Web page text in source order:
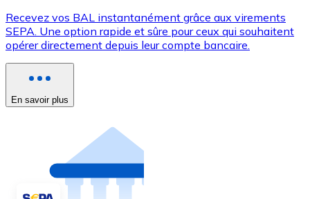
Recevez vos BAL instantanément grâce aux virements
SEPA. Une option rapide et sûre pour ceux qui souhaitent
opérer directement depuis leur compte bancaire.
En savoir plus